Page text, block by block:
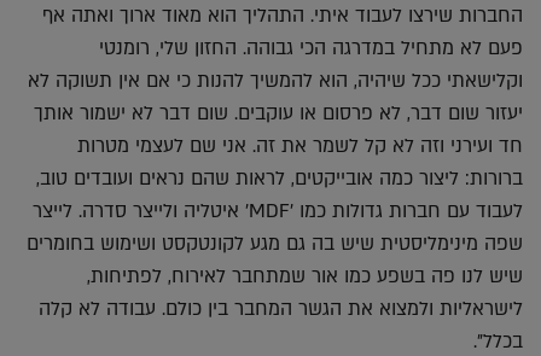
החברות שירצו לעבוד איתי. התהליך הוא מאוד ארוך ואתה אף
פעם לא מתחיל במדרגה הכי גבוהה. החזון שלי, רומנטי
וקלישאתי ככל שיהיה, הוא להמשיך להנות כי אם אין תשוקה לא
יעזור שום דבר, לא פרסום או עוקבים. שום דבר לא ישמור אותך
חד ועירני וזה לא קל לשמר את זה. אני שם לעצמי מטרות
ברורות: ליצור כמה אובייקטים, לראות שהם נראים ועובדים טוב,
לעבוד עם חברות גדולות כמו 'MDF' איטליה ולייצר סדרה. לייצר
שפה מינימליסטית שיש בה גם מגע לקונטקסט ושימוש בחומרים
שיש לנו פה בשפע כמו אור שמתחבר לאירוח, לפתיחות,
לישראליות ולמצוא את הגשר המחבר בין כולם. עבודה לא קלה
בכלל".